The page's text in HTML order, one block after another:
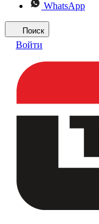
WhatsApp
Поиск
Войти